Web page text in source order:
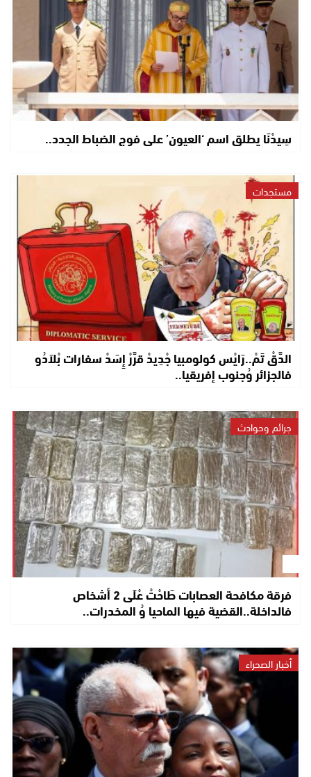
سِيدْنَا يطلق اسم ‘العيون’ على فوج الضباط الجدد..
مستجدات
الدَّقْ تَمْ..رَايْس كولومبيا جْدِيدْ قرَّرْ إِسَدْ سفارات بْلاَدُو
فالجزائر وُجنوب إفريقيا..
جرائم وحوادث
فرقة مكافحة العصابات طَاحْتْ عْلَى 2 أشخاص
فالداخلة..القضية فيها الماحيا وُ المخدرات..
أخبار الصحراء